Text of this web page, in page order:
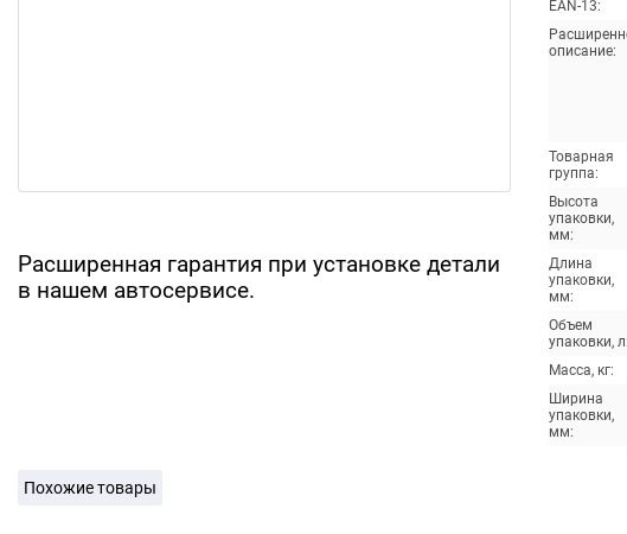
Расширенная гарантия при установке детали
в нашем автосервисе.
EAN-13:
описание:
Товарная
группа:
Высота
упаковки,
мм:
Длина
упаковки,
мм:
Объем
упаковки, л:
Масса, кг:
Ширина
упаковки,
мм:
Похожие товары